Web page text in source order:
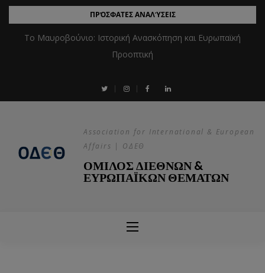
ΠΡΌΣΦΑΤΕΣ ΑΝΑΛΎΣΕΙΣ
Το Μαυροβούνιο: Ιστορική Ανασκόπηση και Ευρωπαϊκή
Προοπτική
Association for International & European
Affairs | ΟΔΕΘ
ΟΜΙΛΟΣ ΔΙΕΘΝΩΝ &
ΕΥΡΩΠΑΪΚΩΝ ΘΕΜΑΤΩΝ